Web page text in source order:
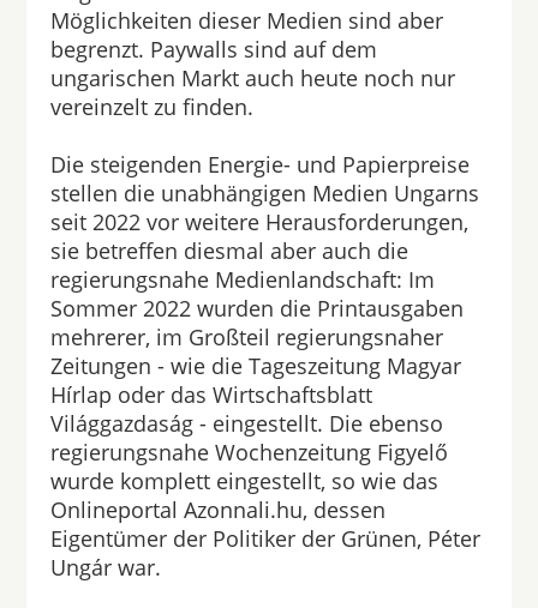
Möglichkeiten dieser Medien sind aber
begrenzt. Paywalls sind auf dem
ungarischen Markt auch heute noch nur
vereinzelt zu finden.
Die steigenden Energie- und Papierpreise
stellen die unabhängigen Medien Ungarns
seit 2022 vor weitere Herausforderungen,
sie betreffen diesmal aber auch die
regierungsnahe Medienlandschaft: Im
Sommer 2022 wurden die Printausgaben
mehrerer, im Großteil regierungsnaher
Zeitungen - wie die Tageszeitung Magyar
Hírlap oder das Wirtschaftsblatt
Világgazdaság - eingestellt. Die ebenso
regierungsnahe Wochenzeitung Figyelő
wurde komplett eingestellt, so wie das
Onlineportal Azonnali.hu, dessen
Eigentümer der Politiker der Grünen, Péter
Ungár war.